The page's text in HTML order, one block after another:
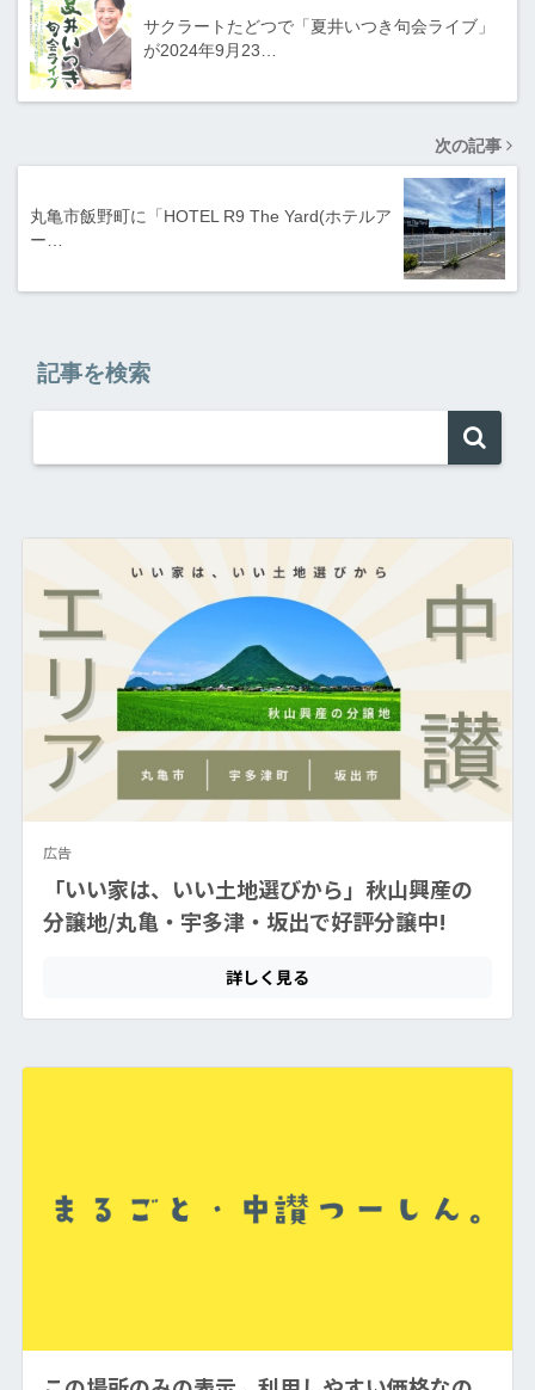
サクラートたどつで「夏井いつき句会ライブ」
が2024年9月23…
次の記事
丸亀市飯野町に「HOTEL R9 The Yard(ホテルア
ー…
記事を検索